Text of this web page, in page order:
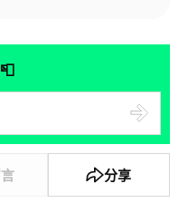
📮
分享